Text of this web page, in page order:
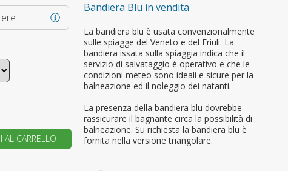
primo ordine?
CREA UN NUOVO ACCOUNT
Bandiera Blu in vendita
La bandiera blu è usata convenzionalmente
sulle spiagge del Veneto e del Friuli. La
bandiera issata sulla spiaggia indica che il
servizio di salvataggio è operativo e che le
condizioni meteo sono ideali e sicure per la
balneazione ed il noleggio dei natanti.
La presenza della bandiera blu dovrebbe
rassicurare il bagnante circa la possibilità di
balneazione. Su richiesta la bandiera blu è
fornita nella versione triangolare.
AL CARRELLO